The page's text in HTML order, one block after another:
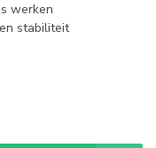
werken
stabiliteit